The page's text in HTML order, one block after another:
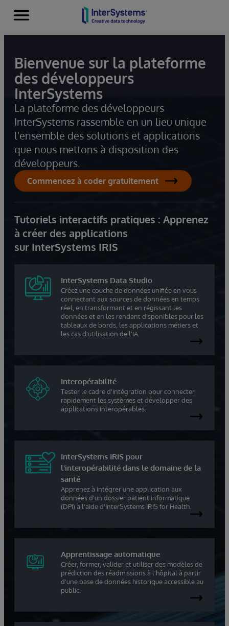
Skip to content
Menu
Bienvenue sur la plateforme
des développeurs
InterSystems
La plateforme des développeurs
InterSystems rassemble en un lieu unique
l'ensemble des solutions et applications
que nous mettons à disposition des
développeurs.
Commencez à coder gratuitement
Tutoriels interactifs pratiques : Apprenez
à créer des applications
sur InterSystems IRIS
InterSystems Data Studio
Créez une couche de données unifiée en vous
connectant aux sources de données en temps
réel, en transformant et en régissant les
données et en les rendant disponibles pour les
tableaux de bords, les applications métiers et
les cas d'utilisation de l'IA.
Interopérabilité
Tester le cadre d'intégration pour connecter
rapidement les systèmes et développer des
applications interopérables.
InterSystems IRIS pour
l'interopérabilité dans le domaine de la
santé
Apprenez à intégrer une application aux
données d'un dossier patient informatique
(DPI) à l'aide d'InterSystems IRIS for Health.
Apprentissage automatique
Créer, former, valider et utiliser des modèles de
prédiction des réadmissions à l'hôpital à partir
d'une base de données historique accessible au
public.